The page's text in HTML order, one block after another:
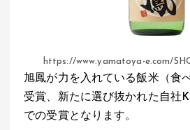
https://www.yamatoya-e.com/
旭鳳が力を入れている飯米（食
受賞、新たに選び抜かれた自社
での受賞となります。